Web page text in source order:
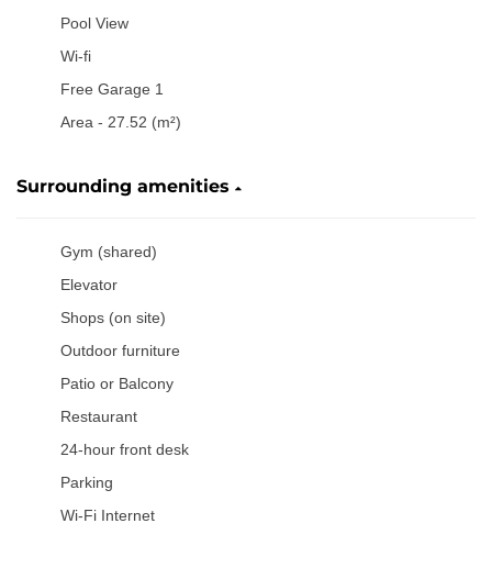
Pool View
Wi-fi
Free Garage 1
Area - 27.52 (m²)
Surrounding amenities
Gym (shared)
Elevator
Shops (on site)
Outdoor furniture
Patio or Balcony
Restaurant
24-hour front desk
Parking
Wi-Fi Internet